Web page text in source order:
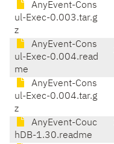
AnyEvent-Cons
ul-Exec-0.003.tar.g
z
AnyEvent-Cons
ul-Exec-0.004.read
me
AnyEvent-Cons
ul-Exec-0.004.tar.g
z
AnyEvent-Couc
hDB-1.30.readme